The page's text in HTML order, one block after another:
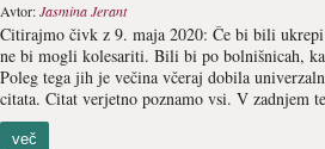
Avtor:Jasmina Jerant
Citirajmo čivk z 9. maja 2020: Če bi bili
ne bi mogli kolesariti. Bili bi po bolnišnicah,
Poleg tega jih je večina včeraj dobila
citata. Citat verjetno poznamo vsi. V zadnjem
več